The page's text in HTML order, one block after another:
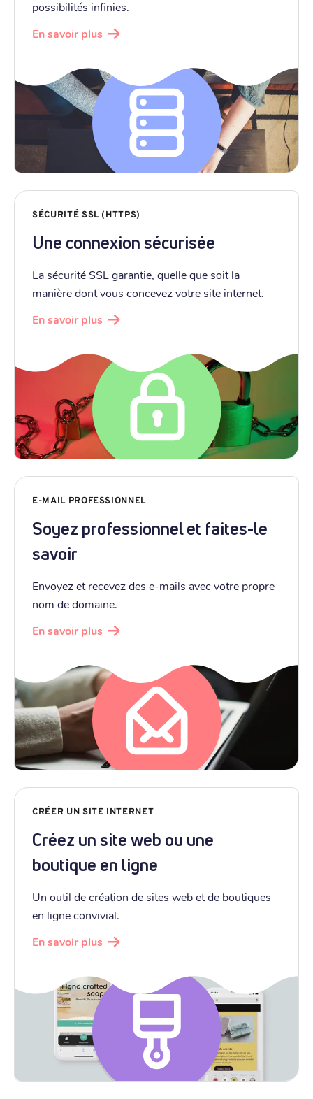
possibilités infinies.
En savoir plus
SÉCURITÉ SSL (HTTPS)
Une connexion sécurisée
La sécurité SSL garantie, quelle que soit la
manière dont vous concevez votre site internet.
En savoir plus
E-MAIL PROFESSIONNEL
Soyez professionnel et faites-le
savoir
Envoyez et recevez des e-mails avec votre propre
nom de domaine.
En savoir plus
CRÉER UN SITE INTERNET
Créez un site web ou une
boutique en ligne
Un outil de création de sites web et de boutiques
en ligne convivial.
En savoir plus